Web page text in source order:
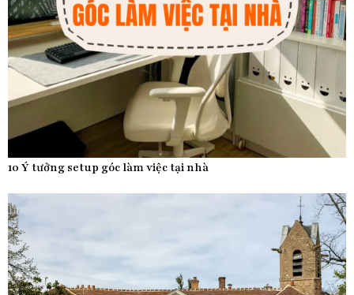
10 Ý tưởng setup góc làm việc tại nhà